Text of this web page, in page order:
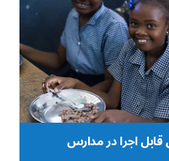
قابل اجرا در مدارس